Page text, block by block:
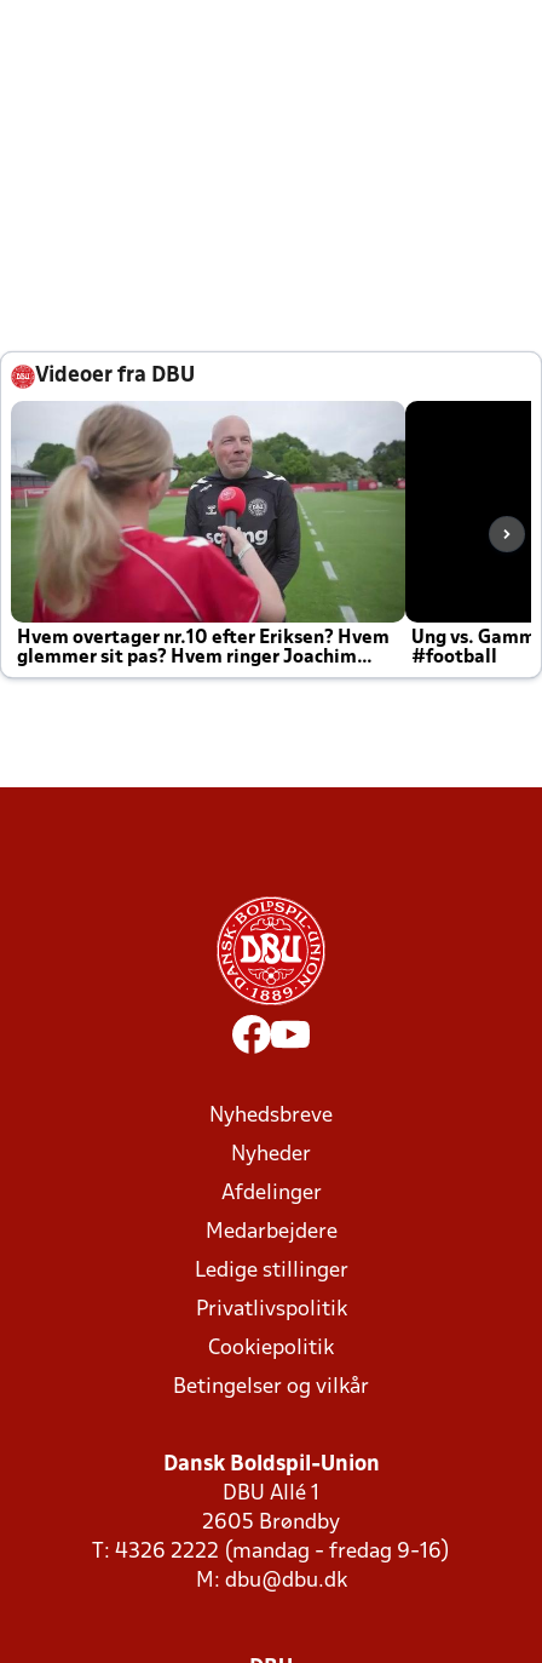
Videoer fra DBU
Hvem overtager nr.10 efter Eriksen? Hvem
glemmer sit pas? Hvem ringer Joachim
altid til efter kampe?
Ung vs.
#football
Nyhedsbreve
Nyheder
Afdelinger
Medarbejdere
Ledige stillinger
Privatlivspolitik
Cookiepolitik
Betingelser og vilkår
Dansk Boldspil-Union
DBU Allé 1
2605 Brøndby
T: 4326 2222 (mandag - fredag 9-16)
M: dbu@dbu.dk